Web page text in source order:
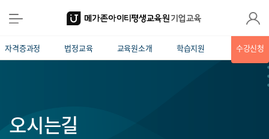
자격증과정 법정교육 교육원소개 학습지원 수강신청
오시는길